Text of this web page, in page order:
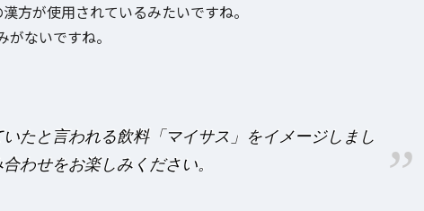
方が使用されているみたいですね。
ないですね。
たと言われる飲料「マイサス」をイメージしまし
わせをお楽しみください。